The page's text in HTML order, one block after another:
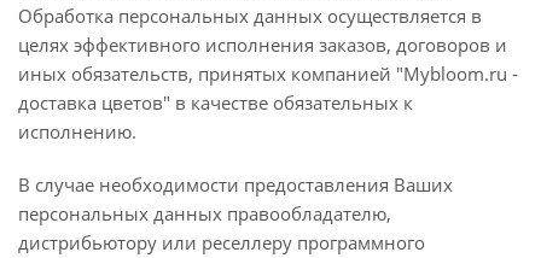
Обработка персональных данных осуществляется в
целях эффективного исполнения заказов, договоров и
иных обязательств, принятых компанией "Mybloom.ru -
доставка цветов" в качестве обязательных к
исполнению.
В случае необходимости предоставления Ваших
персональных данных правообладателю,
дистрибьютору или реселлеру программного